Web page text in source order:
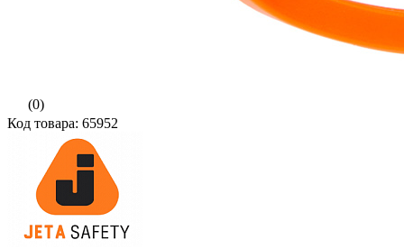
(0)
Код товара: 65952